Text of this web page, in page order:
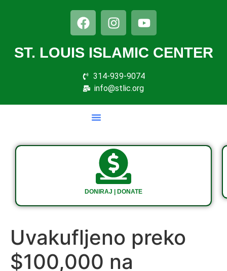
ST. LOUIS ISLAMIC CENTER
314-939-9074
info@stlic.org
DONIRAJ | DONATE
Uvakufljeno preko
$100,000 na